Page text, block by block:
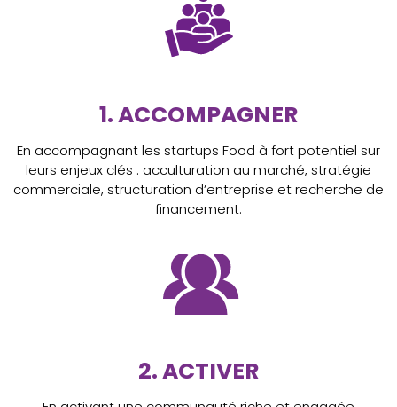
1. ACCOMPAGNER
En accompagnant les startups Food à fort potentiel sur
leurs enjeux clés : acculturation au marché, stratégie
commerciale, structuration d’entreprise et recherche de
financement.
2. ACTIVER